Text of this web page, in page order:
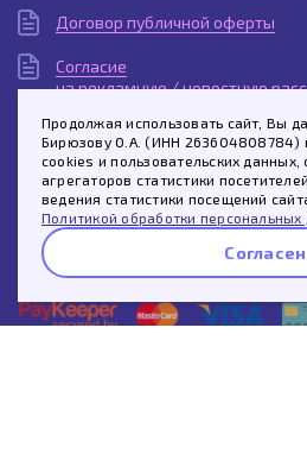
Продолжая использовать сайт, Вы
Бирюзову О.А. (ИНН 263604808784)
cookies и пользовательских
агрегаторов статистики
ведения статистики посещений
Политикой обработки персональных
Согласен
Договор публичной оферты
Согласие
на рекламную / новостную
Согласие
на обработку персональных
Пользовательское
соглашение